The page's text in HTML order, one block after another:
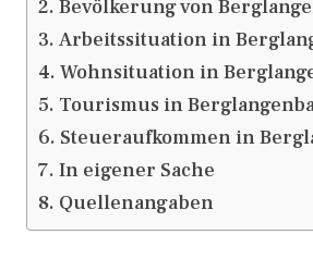
Bevölkerung von
Arbeitssituation in
Wohnsituation in
Tourismus in
Steueraufkommen in
In eigener Sache
Quellenangaben